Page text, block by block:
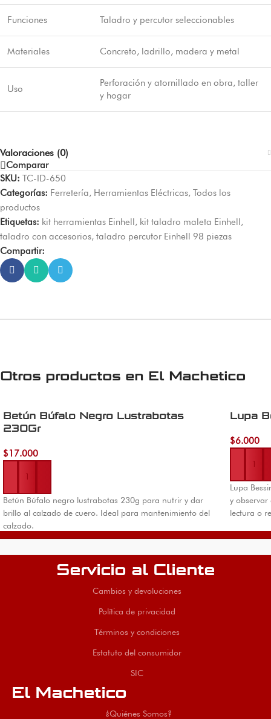
Funciones Taladro y percutor seleccionables
Materiales Concreto, ladrillo, madera y metal
Uso
Perforación y atornillado en obra, taller
y hogar
Valoraciones (0)
Comparar
SKU: TC-ID-650
Categorías: Ferretería, Herramientas Eléctricas, Todos los
productos
Etiquetas: kit herramientas Einhell, kit taladro maleta Einhell,
taladro con accesorios, taladro percutor Einhell 98 piezas
Compartir:
Otros productos en El Machetico
Betún Búfalo Negro Lustrabotas
230Gr
$17.000
Añadir al carrito
Betún Búfalo negro lustrabotas 230g para nutrir y dar
brillo al calzado de cuero. Ideal para mantenimiento del
calzado.
Lupa
$6.000
Añadir al
Lupa
y observar
lectura o
Servicio al Cliente
Cambios y devoluciones
Política de privacidad
Términos y condiciones
Estatuto del consumidor
SIC
El Machetico
¿Quiénes Somos?